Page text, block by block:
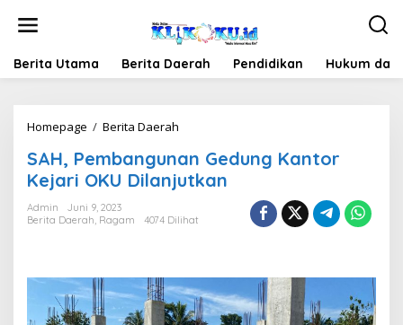
Berita Utama Berita Daerah Pendidikan Hukum
Homepage / Berita Daerah
Gedung
Kantor
Kejari
Dilanjutkan
SAH, Pembangunan Gedung Kantor
Kejari OKU Dilanjutkan
Admin
Juni 9, 2023
Berita Daerah, Ragam 4074 Dilihat